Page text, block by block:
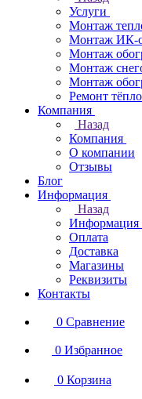
Услуги
Монтаж
Монтаж ИК-
Монтаж
Монтаж
Монтаж
Ремонт
Компания
Назад
Компания
О компании
Отзывы
Блог
Информация
Назад
Информация
Оплата
Доставка
Магазины
Реквизиты
Контакты
0 Сравнение
0 Избранное
0 Корзина